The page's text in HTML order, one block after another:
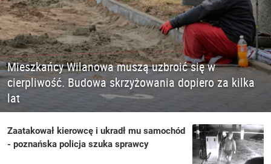
Mieszkańcy Wilanowa muszą uzbroić się w
cierpliwość. Budowa skrzyżowania dopiero za kilka
lat
Zaatakował kierowcę i ukradł mu samochód
- poznańska policja szuka sprawcy